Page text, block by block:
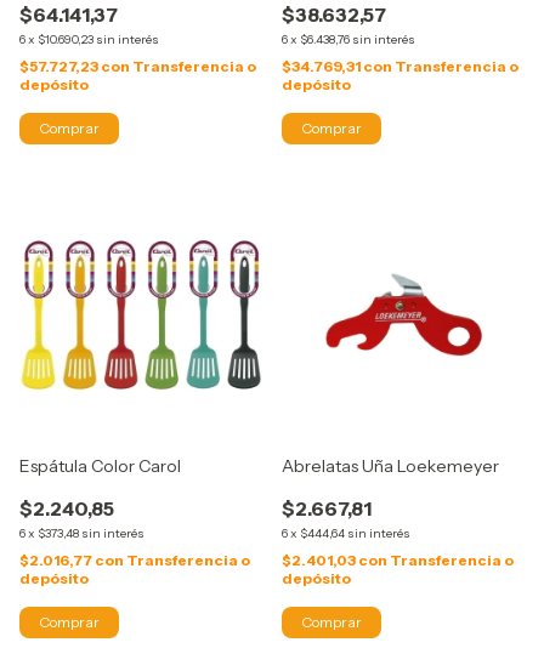
$64.141,37
6x $10.690,23 sin interés
$57.727,23 con Transferencia o
depósito
$38.632,57
6x $6.438,76 sin interés
$34.769,31 con Transferencia o
depósito
Espátula Color Carol
$2.240,85
6x $373,48 sin interés
$2.016,77 con Transferencia o
depósito
Abrelatas Uña Loekemeyer
$2.667,81
6x $444,64 sin interés
$2.401,03 con Transferencia o
depósito